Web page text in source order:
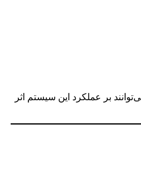
بر عملکرد این سیستم اثر